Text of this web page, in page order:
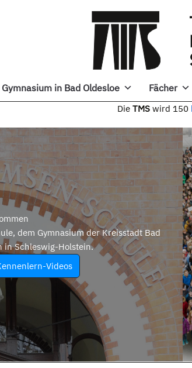
Gymnasium in Bad Oldesloe Fächer
TMS wird 150
dem Gymnasium der Kreisstadt Bad
in Schleswig-Holstein.
Videos